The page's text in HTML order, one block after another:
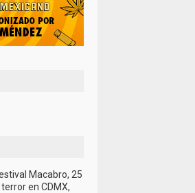
Macabro, 25
en CDMX,